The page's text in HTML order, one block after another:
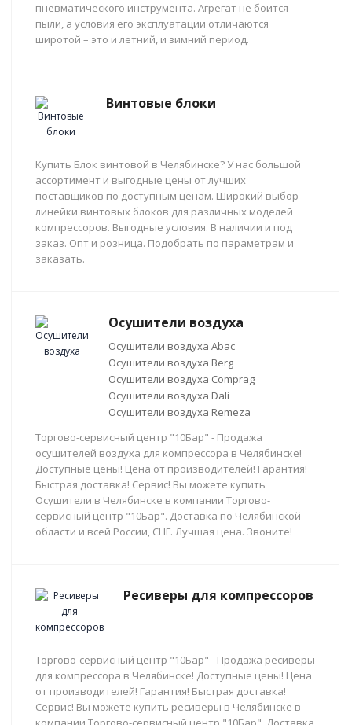
пневматического инструмента. Агрегат не боится
пыли, а условия его эксплуатации отличаются
широтой – это и летний, и зимний период.
Винтовые блоки
Купить Блок винтовой в Челябинске? У нас большой
ассортимент и выгодные цены от лучших
поставщиков по доступным ценам. Широкий выбор
линейки винтовых блоков для различных моделей
компрессоров. Выгодные условия. В наличии и под
заказ. Опт и розница. Подобрать по параметрам и
заказать.
Осушители воздуха
Осушители воздуха Abac
Осушители воздуха Berg
Осушители воздуха Comprag
Осушители воздуха Dali
Осушители воздуха Remeza
Торгово-сервисный центр "10Бар" - Продажа
осушителей воздуха для компрессора в Челябинске!
Доступные цены! Цена от производителей! Гарантия!
Быстрая доставка! Сервис! Вы можете купить
Осушители в Челябинске в компании Торгово-
сервисный центр "10Бар". Доставка по Челябинской
области и всей России, СНГ. Лучшая цена. Звоните!
Ресиверы для компрессоров
Торгово-сервисный центр "10Бар" - Продажа ресиверы
для компрессора в Челябинске! Доступные цены! Цена
от производителей! Гарантия! Быстрая доставка!
Сервис! Вы можете купить ресиверы в Челябинске в